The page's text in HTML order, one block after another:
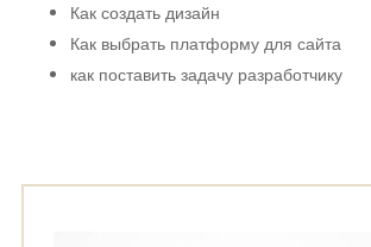
Как создать дизайн
Как выбрать платформу для сайта
как поставить задачу разработчику